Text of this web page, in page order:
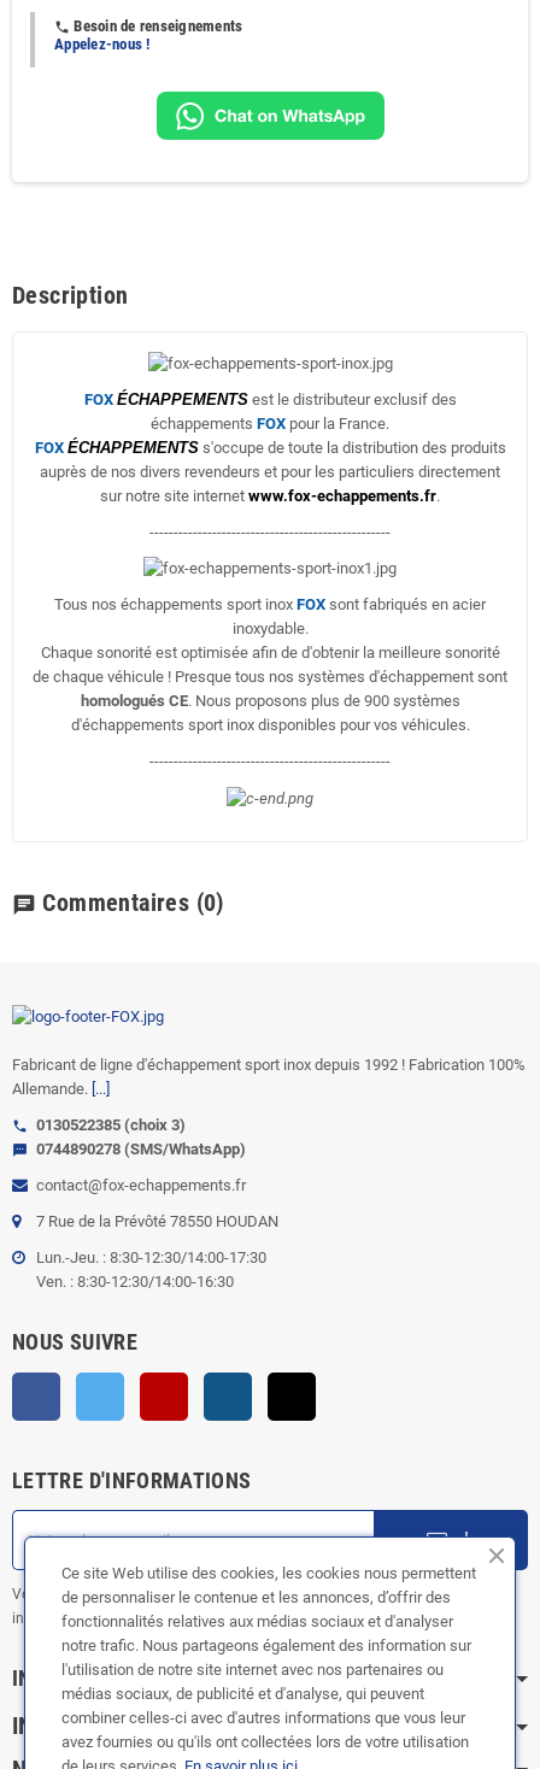
phone Besoin de renseignements
Appelez-nous !
Description
FOX ÉCHAPPEMENTSest le distributeur exclusif des
échappements FOX pour la France.
FOX ÉCHAPPEMENTSs'occupe de toute la distribution des produits
auprès de nos divers revendeurs et pour les particuliers directement
sur notre site internet www.fox-echappements.fr.
--------------------------------------------------
Tous nos échappements sport inox FOX sont fabriqués en acier
inoxydable.
Chaque sonorité est optimisée afin de d'obtenir la meilleure sonorité
de chaque véhicule ! Presque tous nos systèmes d'échappement sont
homologués CE. Nous proposons plus de 900 systèmes
d'échappements sport inox disponibles pour vos véhicules.
--------------------------------------------------
chat Commentaires (0)
Fabricant de ligne d'échappement sport inox depuis 1992 ! Fabrication 100%
Allemande. [...]
call 0130522385 (choix 3)
sms
0744890278 (SMS/WhatsApp)
contact@fox-echappements.fr
7 Rue de la Prévôté 78550 HOUDAN
Lun.-Jeu. : 8:30-12:30/14:00-17:30
Ven. : 8:30-12:30/14:00-16:30
NOUS SUIVRE
LETTRE D'INFORMATIONS
ok
Vous pouvez vous désinscrire à tout moment. Vous trouverez pour cela nos
informations de contact dans les conditions d'utilisation du site.
INFORMATION
INFOS PRATIQUES
Ce site Web utilise des cookies, les cookies nous permettent
de personnaliser le contenue et les annonces, d’offrir des
fonctionnalités relatives aux médias sociaux et d'analyser
notre trafic. Nous partageons également des information sur
l'utilisation de notre site internet avec nos partenaires ou
médias sociaux, de publicité et d'analyse, qui peuvent
combiner celles-ci avec d'autres informations que vous leur
avez fournies ou qu'ils ont collectées lors de votre utilisation